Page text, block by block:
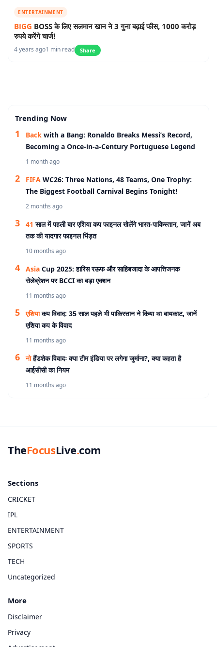
ENTERTAINMENT
BIGG BOSS के लिए सलमान खान ने 3 गुना बढ़ाई फीस, 1000 करोड़
रुपये करेंगे चार्ज!
4 years ago1 min read Share
Trending Now
Back with a Bang: Ronaldo Breaks Messi’s Record,
Becoming a Once-in-a-Century Portuguese Legend
1 month ago
FIFA WC26: Three Nations, 48 Teams, One Trophy:
The Biggest Football Carnival Begins Tonight!
2 months ago
41 साल में पहली बार एशिया कप फाइनल खेलेंगे भारत-पाकिस्तान, जानें अब
तक की यादगार फाइनल भिंड़त
10 months ago
Asia Cup 2025: हारिस रऊफ और साहिबजादा के आपत्तिजनक
सेलेब्रेशन पर BCCI का बड़ा एक्शन
11 months ago
एशियाकप विवाद: 35 साल पहले भी पाकिस्तान ने किया था बायकाट, जानें
एशिया कप के विवाद
11 months ago
नोहैंडशेक विवादः क्या टीम इंडिया पर लगेगा जुर्माना?, क्या कहता है
आईसीसी का नियम
11 months ago
TheFocusLive.com
Sections
CRICKET
IPL
ENTERTAINMENT
SPORTS
TECH
Uncategorized
More
Disclaimer
Privacy